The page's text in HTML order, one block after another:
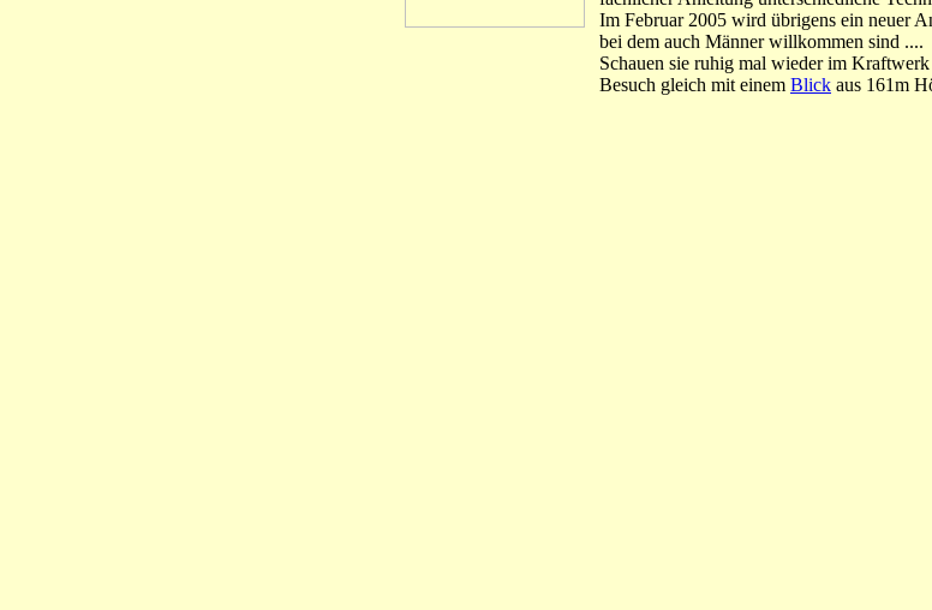
Im Februar 2005 wird übrigens ein neuer
bei dem auch Männer willkommen sind ....
Schauen sie ruhig mal wieder im
Besuch gleich mit einem Blick aus 161m